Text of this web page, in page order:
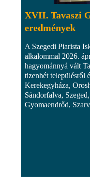
XVII. Tavaszi
eredmények
A Szegedi Piarista
alkalommal 2026.
hagyománnyá vált
tizenhét településről
Kerekegyháza,
Sándorfalva,
Gyomaendrőd,